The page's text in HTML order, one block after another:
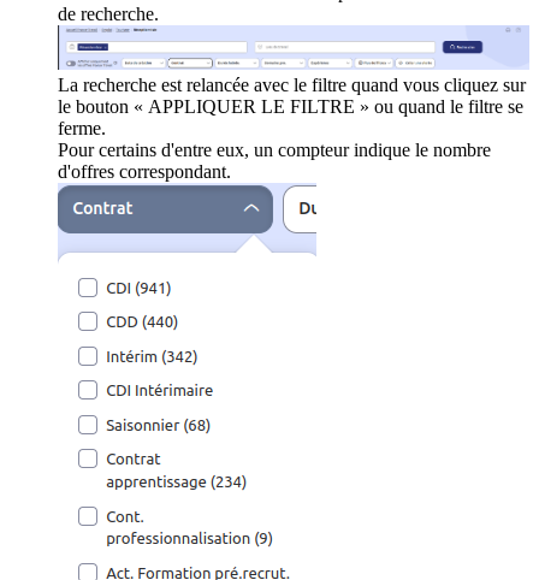
de recherche.
La recherche est relancée avec le filtre quand vous cliquez sur
le bouton « APPLIQUER LE FILTRE » ou quand le filtre se
ferme.
Pour certains d'entre eux, un compteur indique le nombre
d'offres correspondant.